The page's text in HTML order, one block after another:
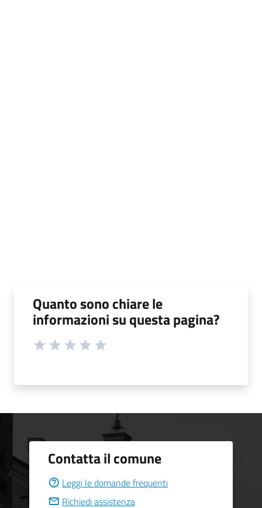
Quanto sono chiare le
informazioni su questa pagina?
Contatta il comune
Leggi le domande frequenti
Richiedi assistenza